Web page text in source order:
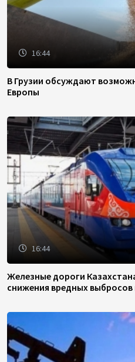
16:44
В Грузии обсуждают
Европы
16:44
Железные дороги
снижения вредных